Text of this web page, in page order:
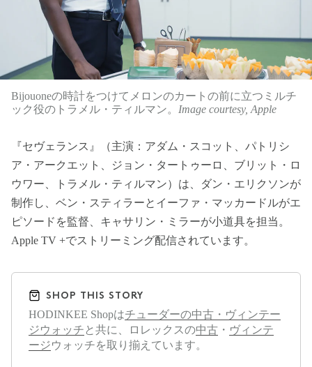
Bijouoneの時計をつけてメロンのカートの前に立つミルチ
ック役のトラメル・ティルマン。 Image courtesy, Apple
『セヴェランス』（主演：アダム・スコット、パトリシ
ア・アークエット、ジョン・タートゥーロ、ブリット・ロ
ウワー、トラメル・ティルマン）は、ダン・エリクソンが
制作し、ベン・スティラーとイーファ・マッカードルがエ
ピソードを監督、キャサリン・ミラーが小道具を担当。
Apple TV +でストリーミング配信されています。
SHOP THIS STORY
HODINKEE Shopはチューダーの中古・ヴィンテー
ジウォッチ と共に、ロレックスの中古 ・ ヴィンテ
ージウォッチを取り揃えています。